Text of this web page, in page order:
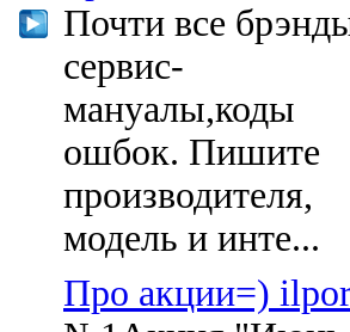
Почти все
сервис-
мануалы,коды
ошбок. Пишите
производителя,
модель и инте...
Про акции=)